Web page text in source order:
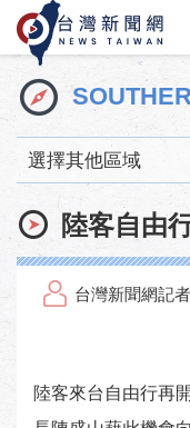
選擇其他區域
陸客自由
台灣新聞網記
陸客來台自由行再